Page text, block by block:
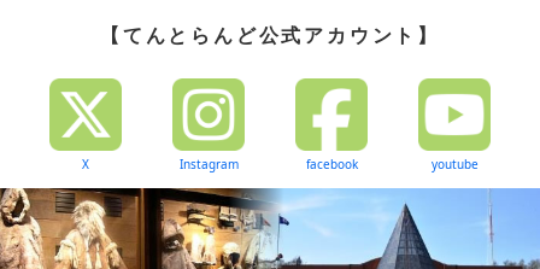
【てんとらんど公式アカウント】
X Instagram facebook youtube